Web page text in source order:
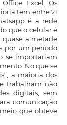
Excel. Os
tem entre 21
é a rede
que o celular é
quase a metade
por um período
se importariam
No que se
a maioria dos
trabalham não
digitais, sem
comunicação
que obteve